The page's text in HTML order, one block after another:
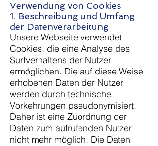
Verwendung von Cookies
1. Beschreibung und Umfang
der Datenverarbeitung
Unsere Webseite verwendet
Cookies, die eine Analyse des
Surfverhaltens der Nutzer
ermöglichen. Die auf diese Weise
erhobenen Daten der Nutzer
werden durch technische
Vorkehrungen pseudonymisiert.
Daher ist eine Zuordnung der
Daten zum aufrufenden Nutzer
nicht mehr möglich. Die Daten